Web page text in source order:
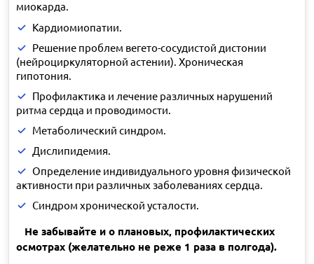
миокарда.
Кардиомиопатии.
Решение проблем вегето-сосудистой дистонии
(нейроциркуляторной астении). Хроническая
гипотония.
Профилактика и лечение различных нарушений
ритма сердца и проводимости.
Метаболический синдром.
Дислипидемия.
Определение индивидуального уровня физической
активности при различных заболеваниях сердца.
Синдром хронической усталости.
Не забывайте и о плановых, профилактических
осмотрах (желательно не реже 1 раза в полгода).